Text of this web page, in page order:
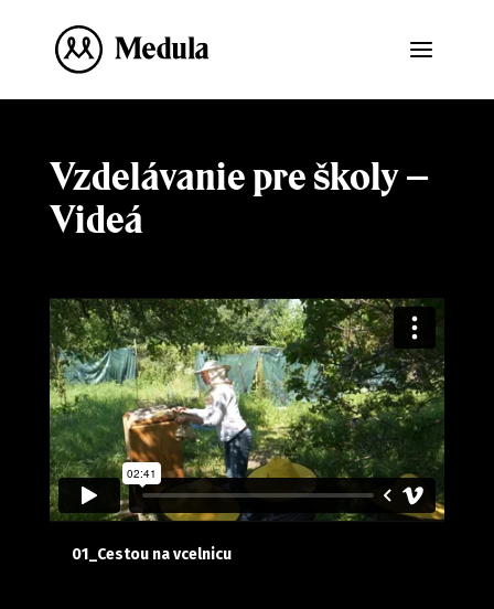
Vzdelávanie pre školy –
Videá
01_Cestou na vcelnicu